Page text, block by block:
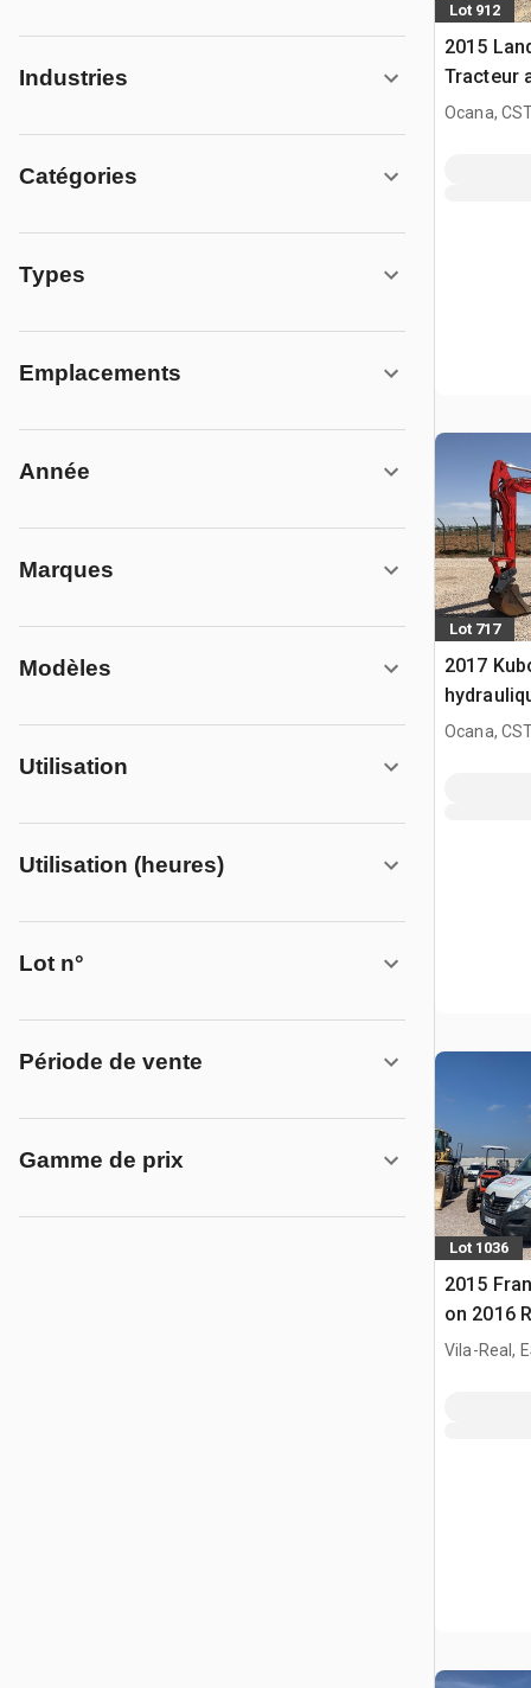
Industries
Catégories
Types
Emplacements
Année
Marques
Modèles
Utilisation
Utilisation (heures)
Lot n°
Période de vente
Gamme de prix
Lot 912
2015
Tracteur
Ocana,
Lot 717
2017
Ocana,
Lot 1036
2015
on 2016
FE
Vila-Real,